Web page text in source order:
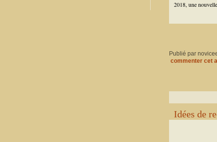
2018, une
Publié par
commenter cet
Idées de